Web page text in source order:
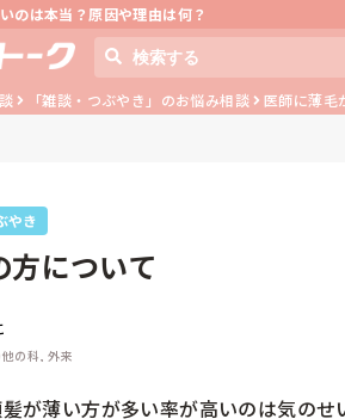
のは本当？原因や理由は何？
「雑談・つぶやき」のお悩み相談 医師に薄毛
やき
方について
の科, 外来
が薄い方が多い率が高いのは気のせ